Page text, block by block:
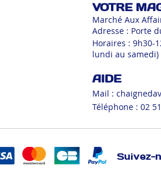
VOTRE
Marché Aux
Adresse : Porte
Horaires : 9h30-
lundi au samedi)
AIDE
Mail :
Téléphone : 02
Suivez-